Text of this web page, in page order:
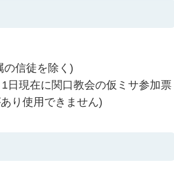
の信徒を除く)
日現在に関口教会の仮ミサ参加票
り使用できません)